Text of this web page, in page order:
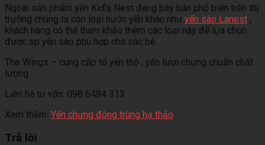
Ngoài sản phẩm yến Kid’s Nest đang bày bán phổ biến trên thị
trường chúng ta còn loại nước yến khác như yến sào Lanest ,
khách hàng có thể tham khảo thêm các loại này để lựa chọn
được sp yến sào phù hợp cho các bé.
The Wings – cung cấp tổ yến thô , yến tươi chưng chuẩn chất
lượng.
Liên hệ tư vấn: 098 6494 313
Xem thêm: Yến chưng đông trùng hạ thảo
Trả lời